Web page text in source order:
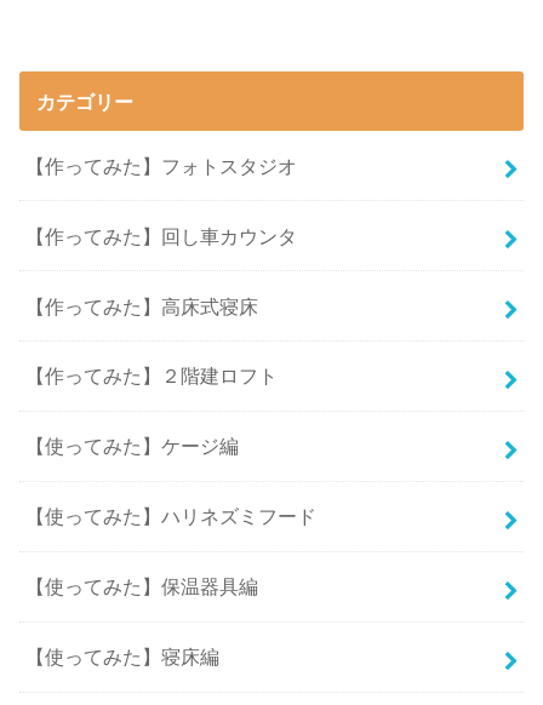
カテゴリー
【作ってみた】フォトスタジオ
【作ってみた】回し車カウンタ
【作ってみた】高床式寝床
【作ってみた】２階建ロフト
【使ってみた】ケージ編
【使ってみた】ハリネズミフード
【使ってみた】保温器具編
【使ってみた】寝床編